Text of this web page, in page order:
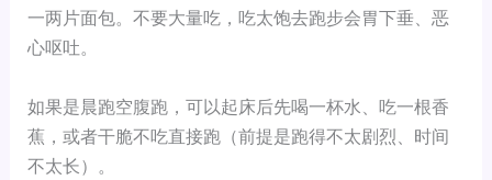
一两片面包。不要大量吃，吃太饱去跑步会胃下垂、恶
心呕吐。
如果是晨跑空腹跑，可以起床后先喝一杯水、吃一根香
蕉，或者干脆不吃直接跑（前提是跑得不太剧烈、时间
不太长）。